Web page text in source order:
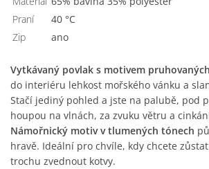
Praní
40 °C
Zip
Ano
Vytkávaný povlak s motivem
do interiéru lehkost mořského vánku a
Stačí jediný pohled a jste na palubě, pod
houpou na vlnách, za zvuku větru a
Námořnický motiv v tlumených tónech
hravě. Ideální pro chvíle, kdy chcete
trochu zvednout kotvy.